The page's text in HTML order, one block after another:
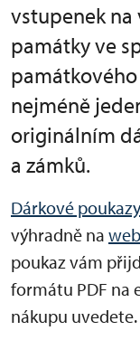
vstupenek
památky ve
nejméně
originálním
a zámků.
Dárkové
výhradně na
poukaz vám
formátu PDF na
nákupu uvedete.